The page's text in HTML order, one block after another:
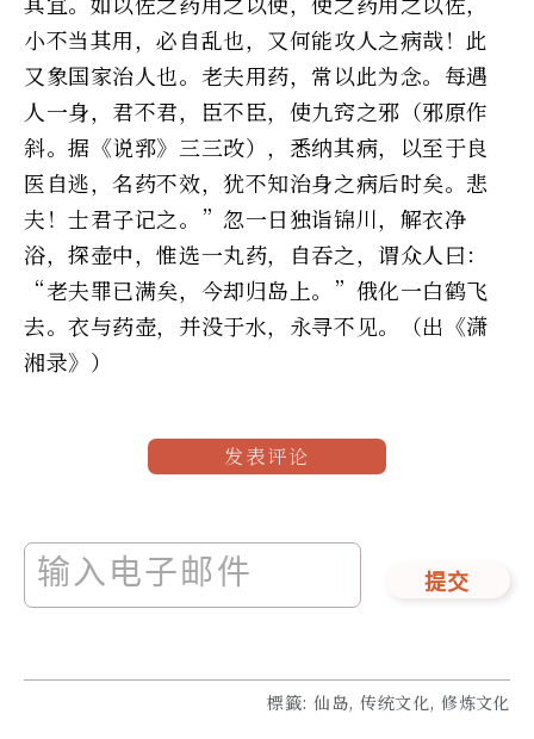
小不当其用，必自乱也，又何能攻人之病哉！此
又象国家治人也。老夫用药，常以此为念。每遇
人一身，君不君，臣不臣，使九窍之邪（邪原作
斜。据《说郛》三三改），悉纳其病，以至于良
医自逃，名药不效，犹不知治身之病后时矣。悲
夫！士君子记之。”忽一日独诣锦川，解衣净
浴，探壶中，惟选一丸药，自吞之，谓众人曰：
“老夫罪已满矣，今却归岛上。”俄化一白鹤飞
去。衣与药壶，并没于水，永寻不见。（出《潇
湘录》）
发表评论
提交
標籤: 仙岛, 传统文化, 修炼文化